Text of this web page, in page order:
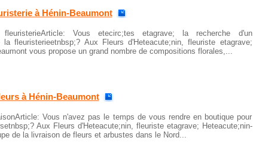
à Hénin-Beaumont
fleuristerieArticle: Vous etecirc;tes etagrave; la recherche d'un
la fleuristerieetnbsp;? Aux Fleurs d'Heteacute;nin, fleuriste etagrave;
vous propose un grand nombre de compositions florales,...
à Hénin-Beaumont
Vous n'avez pas le temps de vous rendre en boutique pour
Aux Fleurs d'Heteacute;nin, fleuriste etagrave; Heteacute;nin-
de la livraison de fleurs et arbustes dans le Nord...